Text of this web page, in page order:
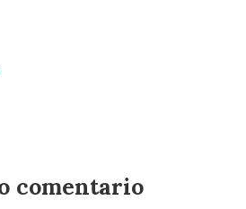
comentario